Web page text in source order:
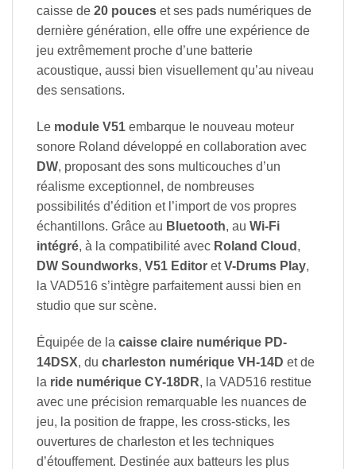
caisse de 20 pouces et ses pads numériques de
dernière génération, elle offre une expérience de
jeu extrêmement proche d’une batterie
acoustique, aussi bien visuellement qu’au niveau
des sensations.
Le module V51 embarque le nouveau moteur
sonore Roland développé en collaboration avec
DW, proposant des sons multicouches d’un
réalisme exceptionnel, de nombreuses
possibilités d’édition et l’import de vos propres
échantillons. Grâce au Bluetooth, au Wi-Fi
intégré, à la compatibilité avec Roland Cloud ,
DW Soundworks, V51 Editor etV-Drums Play,
la VAD516 s’intègre parfaitement aussi bien en
studio que sur scène.
Équipée de la caisse claire numérique PD-
14DSX, du charleston numérique VH-14D et de
la ride numérique CY-18DR, la VAD516 restitue
avec une précision remarquable les nuances de
jeu, la position de frappe, les cross-sticks, les
ouvertures de charleston et les techniques
d’étouffement. Destinée aux batteurs les plus